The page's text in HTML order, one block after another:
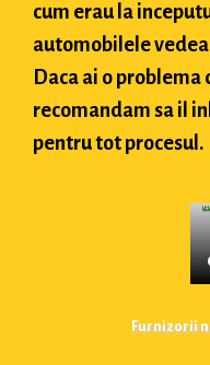
cum erau la
automobilele
Daca ai o
recomandam sa il
pentru tot procesul.
Furnizorii